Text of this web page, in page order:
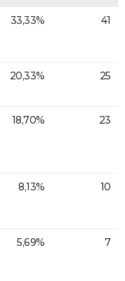
33,33% 41
20,33% 25
18,70% 23
8,13% 10
5,69% 7